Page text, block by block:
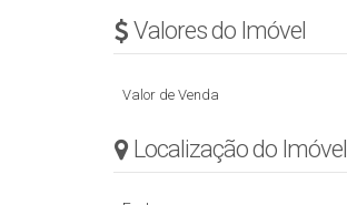
Valores do Imóvel
Valor de Venda
Localização do Imóvel